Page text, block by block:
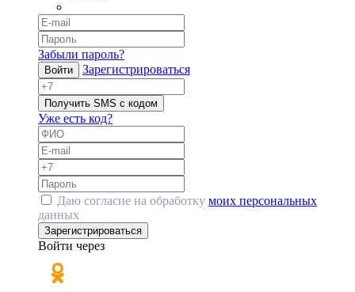
Забыли пароль?
Войти Зарегистрироваться
Получить SMS с кодом
Уже есть код?
Даю согласие на обработку моих персональных
данных
Зарегистрироваться
Войти через